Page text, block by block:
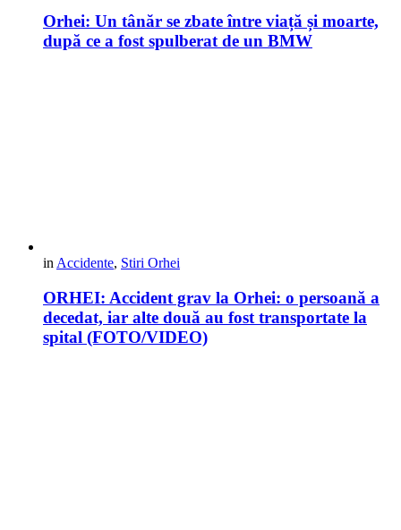
Orhei: Un tânăr se zbate între viață și moarte,
după ce a fost spulberat de un BMW
in Accidente, Stiri Orhei
ORHEI: Accident grav la Orhei: o persoană a
decedat, iar alte două au fost transportate la
spital (FOTO/VIDEO)